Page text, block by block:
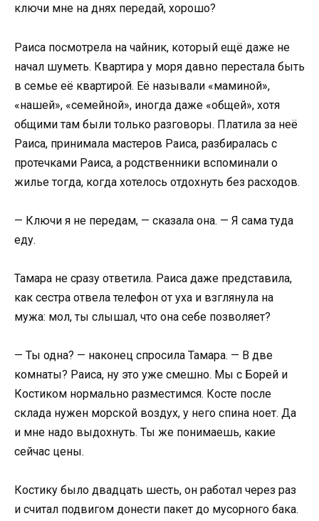
ключи мне на днях передай, хорошо?
Раиса посмотрела на чайник, который ещё даже не
начал шуметь. Квартира у моря давно перестала быть
в семье её квартирой. Её называли «маминой»,
«нашей», «семейной», иногда даже «общей», хотя
общими там были только разговоры. Платила за неё
Раиса, принимала мастеров Раиса, разбиралась с
протечками Раиса, а родственники вспоминали о
жилье тогда, когда хотелось отдохнуть без расходов.
— Ключи я не передам, — сказала она. — Я сама туда
еду.
Тамара не сразу ответила. Раиса даже представила,
как сестра отвела телефон от уха и взглянула на
мужа: мол, ты слышал, что она себе позволяет?
— Ты одна? — наконец спросила Тамара. — В две
комнаты? Раиса, ну это уже смешно. Мы с Борей и
Костиком нормально разместимся. Косте после
склада нужен морской воздух, у него спина ноет. Да
и мне надо выдохнуть. Ты же понимаешь, какие
сейчас цены.
Костику было двадцать шесть, он работал через раз
и считал подвигом донести пакет до мусорного бака.